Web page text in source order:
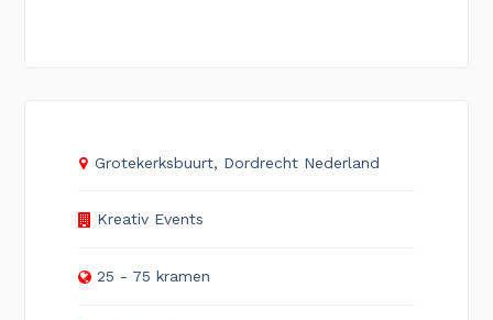
Grotekerksbuurt, Dordrecht Nederland
Kreativ Events
25 - 75 kramen